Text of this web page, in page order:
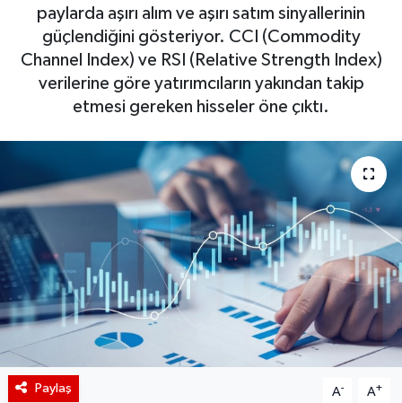
paylarda aşırı alım ve aşırı satım sinyallerinin
güçlendiğini gösteriyor. CCI (Commodity
Channel Index) ve RSI (Relative Strength Index)
verilerine göre yatırımcıların yakından takip
etmesi gereken hisseler öne çıktı.
Paylaş A- A+
BIST 100 Isı Haritası
Coin Isı Haritası
Ekonomik Takvim
Kiripto Para Piyasası
Gizlilik Sözleşmesi
Hakkımızda
İletişim